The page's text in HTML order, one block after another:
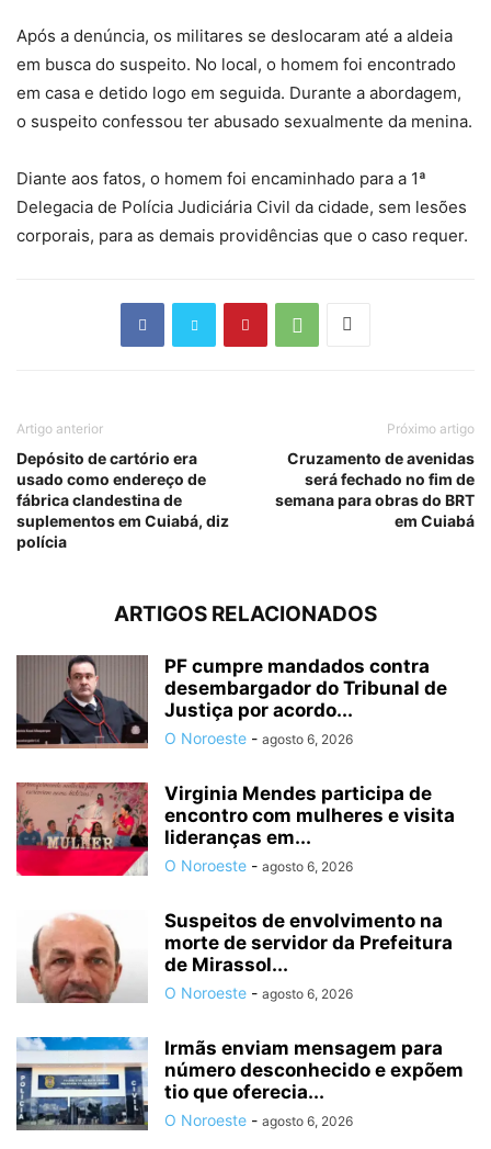
Após a denúncia, os militares se deslocaram até a aldeia
em busca do suspeito. No local, o homem foi encontrado
em casa e detido logo em seguida. Durante a abordagem,
o suspeito confessou ter abusado sexualmente da menina.
Diante aos fatos, o homem foi encaminhado para a 1ª
Delegacia de Polícia Judiciária Civil da cidade, sem lesões
corporais, para as demais providências que o caso requer.
Artigo anterior
Depósito de cartório era
usado como endereço de
fábrica clandestina de
suplementos em Cuiabá, diz
polícia
Próximo artigo
Cruzamento de avenidas
será fechado no fim de
semana para obras do BRT
em Cuiabá
ARTIGOS RELACIONADOS
PF cumpre mandados contra
desembargador do Tribunal de
Justiça por acordo...
O Noroeste - agosto 6, 2026
Virginia Mendes participa de
encontro com mulheres e visita
lideranças em...
O Noroeste - agosto 6, 2026
Suspeitos de envolvimento na
morte de servidor da Prefeitura
de Mirassol...
O Noroeste - agosto 6, 2026
Irmãs enviam mensagem para
número desconhecido e expõem
tio que oferecia...
O Noroeste - agosto 6, 2026